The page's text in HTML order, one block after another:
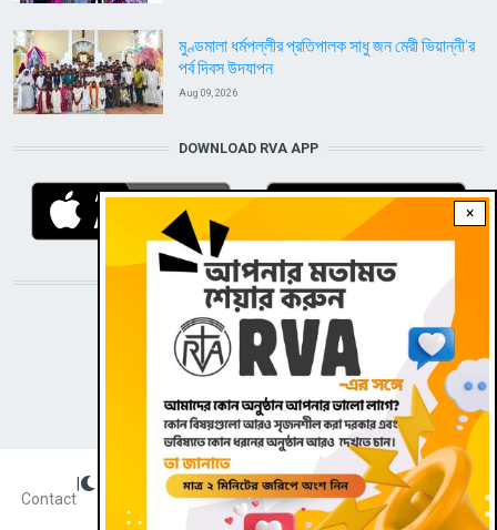
×
মুণ্ডমালা ধর্মপল্লীর প্রতিপালক সাধু জন মেরী ভিয়ান্নী’র
পর্ব দিবস উদযাপন
Aug 09, 2026
DOWNLOAD RVA APP
STAY CONNECTED WITH US!
Contact
Dark theme